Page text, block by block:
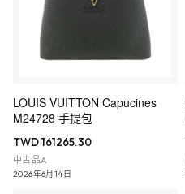
LOUIS VUITTON Capucines
M24728 手提包
TWD 161265.30
中古品A
2026年6月14日